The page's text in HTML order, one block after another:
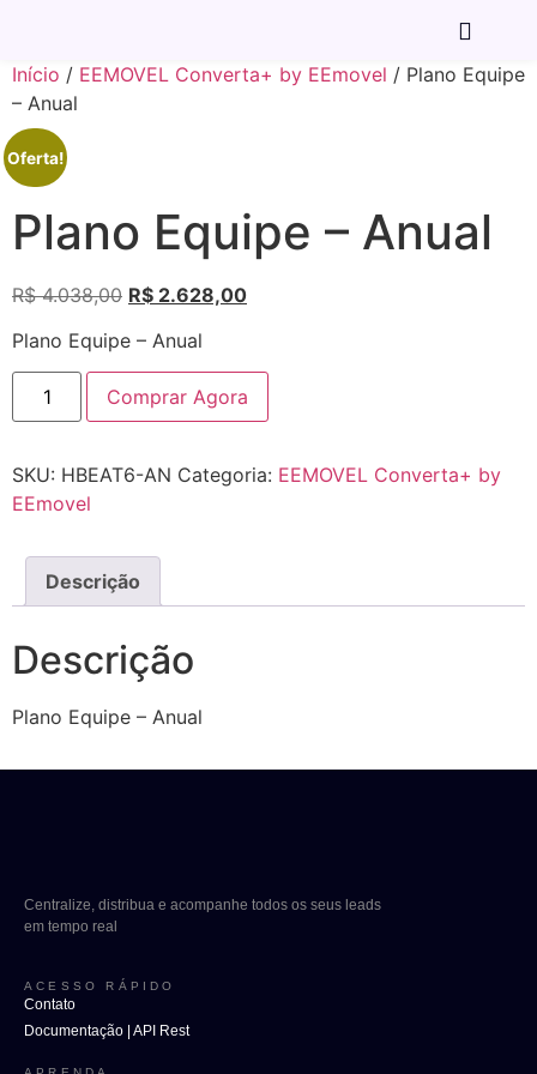
Início / EEMOVEL Converta+ by EEmovel / Plano Equipe
– Anual
Oferta!
Plano Equipe – Anual
R$4.038,00 R$ 2.628,00
Plano Equipe – Anual
Comprar Agora
SKU: HBEAT6-AN Categoria: EEMOVEL Converta+ by
EEmovel
Descrição
Descrição
Plano Equipe – Anual
Centralize, distribua e acompanhe todos os seus leads
em tempo real
ACESSO RÁPIDO
Contato
Documentação | API Rest